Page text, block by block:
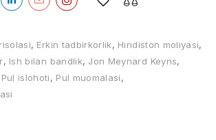
, Erkin tadbirkorlik, Hindiston moliyasi,
, Ish bilan bandlik, Jon Meynard Keyns,
Pul islohoti, Pul muomalasi,